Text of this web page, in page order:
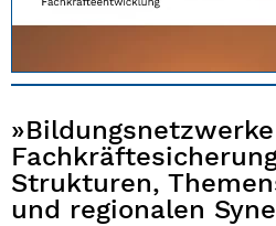
Strukturen,
und regionalen